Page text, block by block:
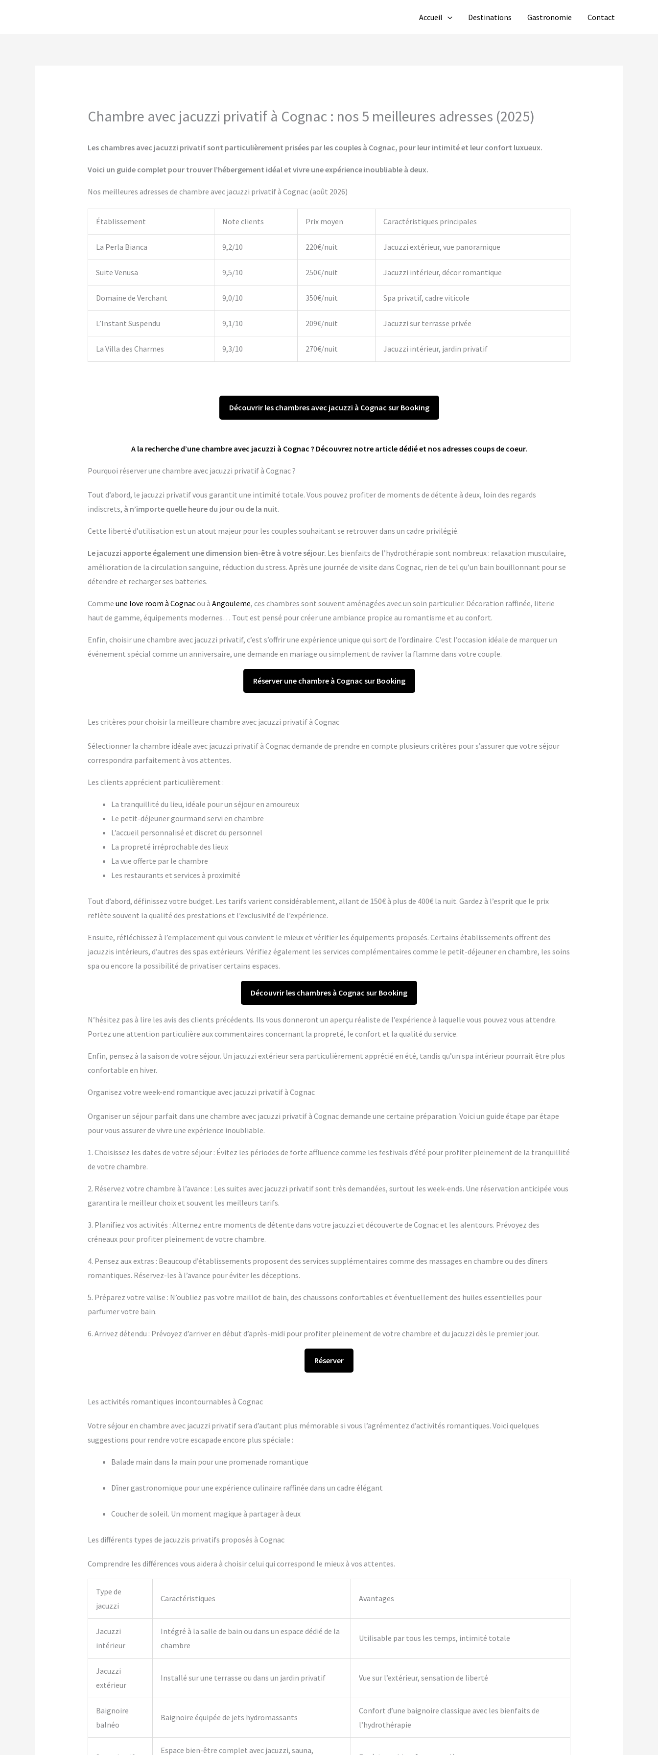
Accueil Destinations Gastronomie Contact
Chambre avec jacuzzi privatif à Cognac : nos 5 meilleures adresses (2025)
Les chambres avec jacuzzi privatif sont particulièrement prisées par les couples à Cognac, pour leur intimité et leur confort luxueux.
Voici un guide complet pour trouver l’hébergement idéal et vivre une expérience inoubliable à deux.
Nos meilleures adresses de chambre avec jacuzzi privatif à Cognac (août 2026)
Établissement Note clients Prix moyen Caractéristiques principales
La Perla Bianca 9,2/10 220€/nuit Jacuzzi extérieur, vue panoramique
Suite Venusa 9,5/10 250€/nuit Jacuzzi intérieur, décor romantique
Domaine de Verchant 9,0/10 350€/nuit Spa privatif, cadre viticole
L’Instant Suspendu 9,1/10 209€/nuit Jacuzzi sur terrasse privée
La Villa des Charmes 9,3/10 270€/nuit Jacuzzi intérieur, jardin privatif
Découvrir les chambres avec jacuzzi à Cognac sur Booking
A la recherche d’une chambre avec jacuzzi à Cognac ? Découvrez notre article dédié et nos adresses coups de coeur.
Pourquoi réserver une chambre avec jacuzzi privatif à Cognac ?
Tout d’abord, le jacuzzi privatif vous garantit une intimité totale. Vous pouvez profiter de moments de détente à deux, loin des regards
indiscrets, à n’importe quelle heure du jour ou de la nuit.
Cette liberté d’utilisation est un atout majeur pour les couples souhaitant se retrouver dans un cadre privilégié.
Le jacuzzi apporte également une dimension bien-être à votre séjour. Les bienfaits de l’hydrothérapie sont nombreux : relaxation musculaire,
amélioration de la circulation sanguine, réduction du stress. Après une journée de visite dans Cognac, rien de tel qu’un bain bouillonnant pour se
détendre et recharger ses batteries.
Comme une love room à Cognacou à Angouleme, ces chambres sont souvent aménagées avec un soin particulier. Décoration raffinée, literie
haut de gamme, équipements modernes… Tout est pensé pour créer une ambiance propice au romantisme et au confort.
Enfin, choisir une chambre avec jacuzzi privatif, c’est s’offrir une expérience unique qui sort de l’ordinaire. C’est l’occasion idéale de marquer un
événement spécial comme un anniversaire, une demande en mariage ou simplement de raviver la flamme dans votre couple.
Réserver une chambre à Cognac sur Booking
Les critères pour choisir la meilleure chambre avec jacuzzi privatif à Cognac
Sélectionner la chambre idéale avec jacuzzi privatif à Cognac demande de prendre en compte plusieurs critères pour s’assurer que votre séjour
correspondra parfaitement à vos attentes.
Les clients apprécient particulièrement :
La tranquillité du lieu, idéale pour un séjour en amoureux
Le petit-déjeuner gourmand servi en chambre
L’accueil personnalisé et discret du personnel
La propreté irréprochable des lieux
La vue offerte par le chambre
Les restaurants et services à proximité
Tout d’abord, définissez votre budget. Les tarifs varient considérablement, allant de 150€ à plus de 400€ la nuit. Gardez à l’esprit que le prix
reflète souvent la qualité des prestations et l’exclusivité de l’expérience.
Ensuite, réfléchissez à l’emplacement qui vous convient le mieux et vérifier les équipements proposés. Certains établissements offrent des
jacuzzis intérieurs, d’autres des spas extérieurs. Vérifiez également les services complémentaires comme le petit-déjeuner en chambre, les soins
spa ou encore la possibilité de privatiser certains espaces.
Découvrir les chambres à Cognac sur Booking
N’hésitez pas à lire les avis des clients précédents. Ils vous donneront un aperçu réaliste de l’expérience à laquelle vous pouvez vous attendre.
Portez une attention particulière aux commentaires concernant la propreté, le confort et la qualité du service.
Enfin, pensez à la saison de votre séjour. Un jacuzzi extérieur sera particulièrement apprécié en été, tandis qu’un spa intérieur pourrait être plus
confortable en hiver.
Organisez votre week-end romantique avec jacuzzi privatif à Cognac
Organiser un séjour parfait dans une chambre avec jacuzzi privatif à Cognac demande une certaine préparation. Voici un guide étape par étape
pour vous assurer de vivre une expérience inoubliable.
1. Choisissez les dates de votre séjour : Évitez les périodes de forte affluence comme les festivals d’été pour profiter pleinement de la tranquillité
de votre chambre.
2. Réservez votre chambre à l’avance : Les suites avec jacuzzi privatif sont très demandées, surtout les week-ends. Une réservation anticipée vous
garantira le meilleur choix et souvent les meilleurs tarifs.
3. Planifiez vos activités : Alternez entre moments de détente dans votre jacuzzi et découverte de Cognac et les alentours. Prévoyez des
créneaux pour profiter pleinement de votre chambre.
4. Pensez aux extras : Beaucoup d’établissements proposent des services supplémentaires comme des massages en chambre ou des dîners
romantiques. Réservez-les à l’avance pour éviter les déceptions.
5. Préparez votre valise : N’oubliez pas votre maillot de bain, des chaussons confortables et éventuellement des huiles essentielles pour
parfumer votre bain.
6. Arrivez détendu : Prévoyez d’arriver en début d’après-midi pour profiter pleinement de votre chambre et du jacuzzi dès le premier jour.
Réserver
Les activités romantiques incontournables à Cognac
Votre séjour en chambre avec jacuzzi privatif sera d’autant plus mémorable si vous l’agrémentez d’activités romantiques. Voici quelques
suggestions pour rendre votre escapade encore plus spéciale :
Balade main dans la main pour une promenade romantique
Dîner gastronomique pour une expérience culinaire raffinée dans un cadre élégant
Coucher de soleil. Un moment magique à partager à deux
Les différents types de jacuzzis privatifs proposés à Cognac
Comprendre les différences vous aidera à choisir celui qui correspond le mieux à vos attentes.
Type de
jacuzzi
Caractéristiques Avantages
Jacuzzi
intérieur
Intégré à la salle de bain ou dans un espace dédié de la
chambre
Utilisable par tous les temps, intimité totale
Jacuzzi
extérieur
Installé sur une terrasse ou dans un jardin privatif Vue sur l’extérieur, sensation de liberté
Baignoire
balnéo
Baignoire équipée de jets hydromassants
Confort d’une baignoire classique avec les bienfaits de
l’hydrothérapie
Espace bien-être complet avec jacuzzi, sauna,